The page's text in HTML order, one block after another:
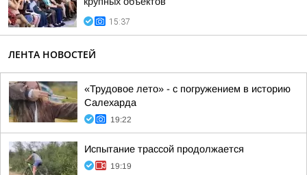
15:37
ЛЕНТА НОВОСТЕЙ
«Трудовое лето» - с погружением в историю
Салехарда
19:22
Испытание трассой продолжается
19:19